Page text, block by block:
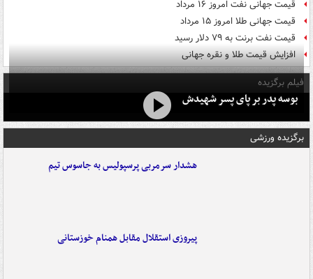
قیمت جهانی نفت امروز ۱۶ مرداد
قیمت جهانی طلا امروز ۱۵ مرداد
قیمت نفت برنت به ۷۹ دلار رسید
افزایش قیمت طلا و نقره جهانی
فیلم برگزیده
بوسه‌ پدر بر پای پسر شهیدش
برگزیده ورزشی
هشدار سرمربی پرسپولیس به جاسوس تیم
پیروزی استقلال مقابل همنام خوزستانی